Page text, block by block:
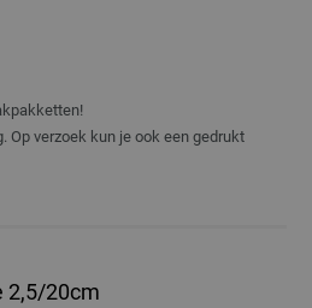
Op verzoek kun je ook een gedrukt
2,5/20cm